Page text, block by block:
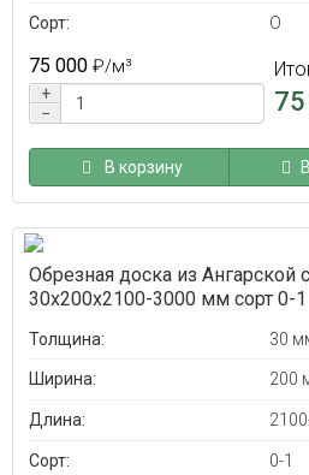
Сорт: O
75 000 ₽/м³
+
−
В корзину
Обрезная доска из Ангарской
30x200x2100-3000 мм сорт 0-1
Толщина: 30
Ширина: 200
Длина:
Сорт: 0-1